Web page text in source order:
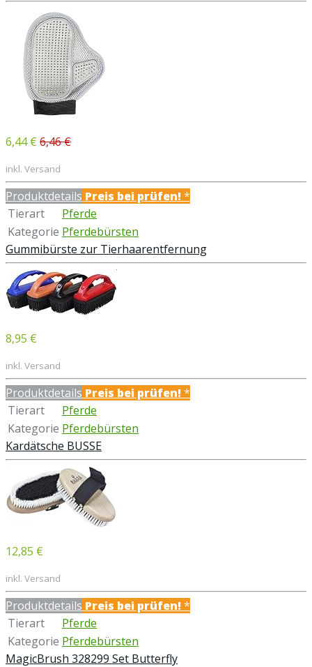
6,44 € 6,46 €
inkl. Versand
Produktdetails Preis bei prüfen!*
Tierart
Pferde
Kategorie Pferdebürsten
Gummibürste zur Tierhaarentfernung
8,95 €
inkl. Versand
Produktdetails Preis bei prüfen!*
Tierart
Pferde
Kategorie Pferdebürsten
Kardätsche BUSSE
12,85 €
inkl. Versand
Produktdetails Preis bei prüfen!*
Tierart
Pferde
Kategorie Pferdebürsten
MagicBrush 328299 Set Butterfly